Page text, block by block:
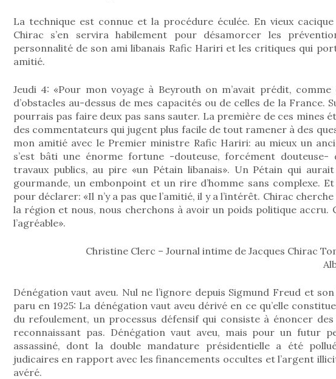
La technique est connue et la procédure éculée. En vieux
Chirac s’en servira habilement pour désamorcer les
personnalité de son ami libanais Rafic Hariri et les critiques qui
amitié.
Jeudi 4: «Pour mon voyage à Beyrouth on m’avait prédit, comme
d’obstacles au-dessus de mes capacités ou de celles de la France.
pourrais pas faire deux pas sans sauter. La première de ces mines
des commentateurs qui jugent plus facile de tout ramener à des
mon amitié avec le Premier ministre Rafic Hariri: au mieux un
s’est bâti une énorme fortune -douteuse, forcément douteuse-
travaux publics, au pire «un Pétain libanais». Un Pétain qui
gourmande, un embonpoint et un rire d’homme sans complexe.
pour déclarer: «Il n’y a pas que l’amitié, il y a l’intérêt. Chirac
la région et nous, nous cherchons à avoir un poids politique accru.
l’agréable».
Christine Clerc – Journal intime de Jacques Chirac
Dénégation vaut aveu. Nul ne l’ignore depuis Sigmund Freud et
paru en 1925: La dénégation vaut aveu dérivé en ce qu’elle
du refoulement, un processus défensif qui consiste à énoncer
reconnaissant pas. Dénégation vaut aveu, mais pour un futur
assassiné, dont la double mandature présidentielle a été
judicaires en rapport avec les financements occultes et l’argent
avéré.